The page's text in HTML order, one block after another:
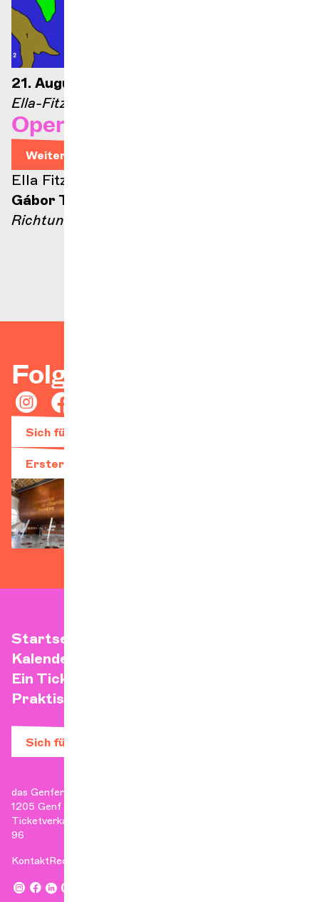
21. August 2026 – 21 Uhr
Ella-Fitzgerald-Bühne
Opernarien
Weitere Informationen
Ella Fitzgerald Bühne
Gábor Takács-Nagy
Richtung
Folgen Sie uns!
Sich für den Newsletter anmelden
Erster Besuch?
Startseite
Kalender
Ein Ticket kaufen
Praktische Infos
Sich für den Newsletter anmelden
das Genfer Kammerorchester
1205 Genf
Ticketverkauf: +41 22 807 17 90 | Verwaltung: +41 22 807 17
96
KontaktRechtliche Hinweise